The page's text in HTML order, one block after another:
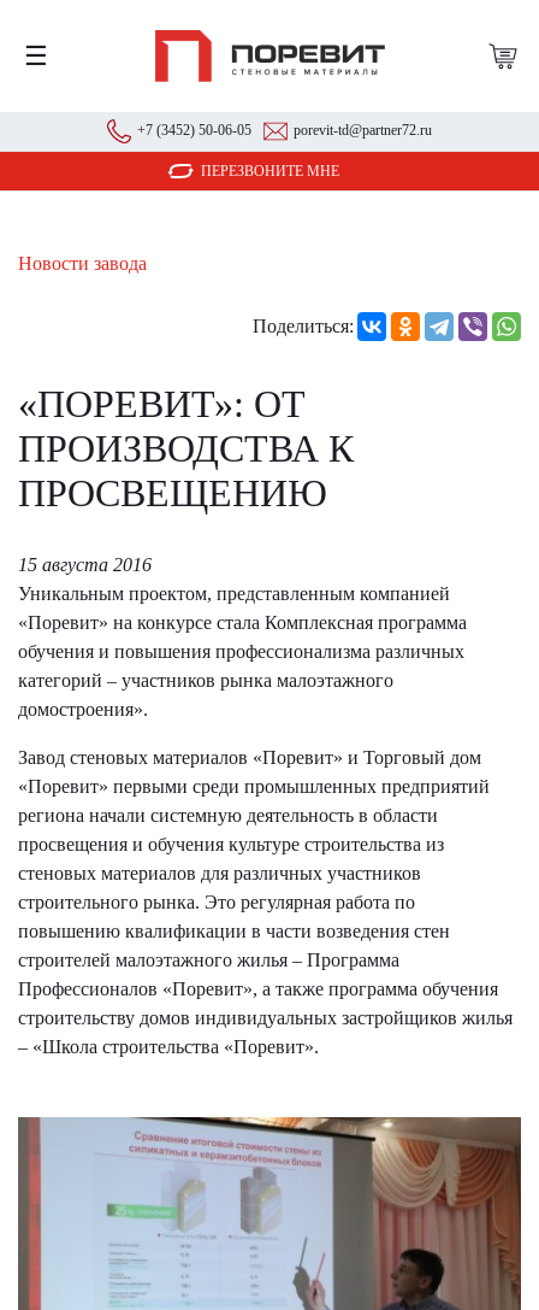
☰
+7 (3452) 50-06-05 porevit-td@partner72.ru
ПЕРЕЗВОНИТЕ МНЕ
Новости завода
Поделиться:
«ПОРЕВИТ»: ОТ
ПРОИЗВОДСТВА К
ПРОСВЕЩЕНИЮ
15 августа 2016
Уникальным проектом, представленным компанией
«Поревит» на конкурсе стала Комплексная программа
обучения и повышения профессионализма различных
категорий – участников рынка малоэтажного
домостроения».
Завод стеновых материалов «Поревит» и Торговый дом
«Поревит» первыми среди промышленных предприятий
региона начали системную деятельность в области
просвещения и обучения культуре строительства из
стеновых материалов для различных участников
строительного рынка. Это регулярная работа по
повышению квалификации в части возведения стен
строителей малоэтажного жилья – Программа
Профессионалов «Поревит», а также программа обучения
строительству домов индивидуальных застройщиков жилья
– «Школа строительства «Поревит».